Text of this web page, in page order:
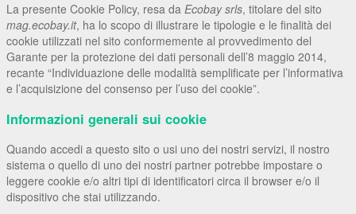
La presente Cookie Policy, resa da Ecobay srls, titolare del sito
mag.ecobay.it, ha lo scopo di illustrare le tipologie e le finalità dei
cookie utilizzati nel sito conformemente al provvedimento del
Garante per la protezione dei dati personali dell’8 maggio 2014,
recante “Individuazione delle modalità semplificate per l’informativa
e l’acquisizione del consenso per l’uso dei cookie”.
Informazioni generali sui cookie
Quando accedi a questo sito o usi uno dei nostri servizi, il nostro
sistema o quello di uno dei nostri partner potrebbe impostare o
leggere cookie e/o altri tipi di identificatori circa il browser e/o il
dispositivo che stai utilizzando.